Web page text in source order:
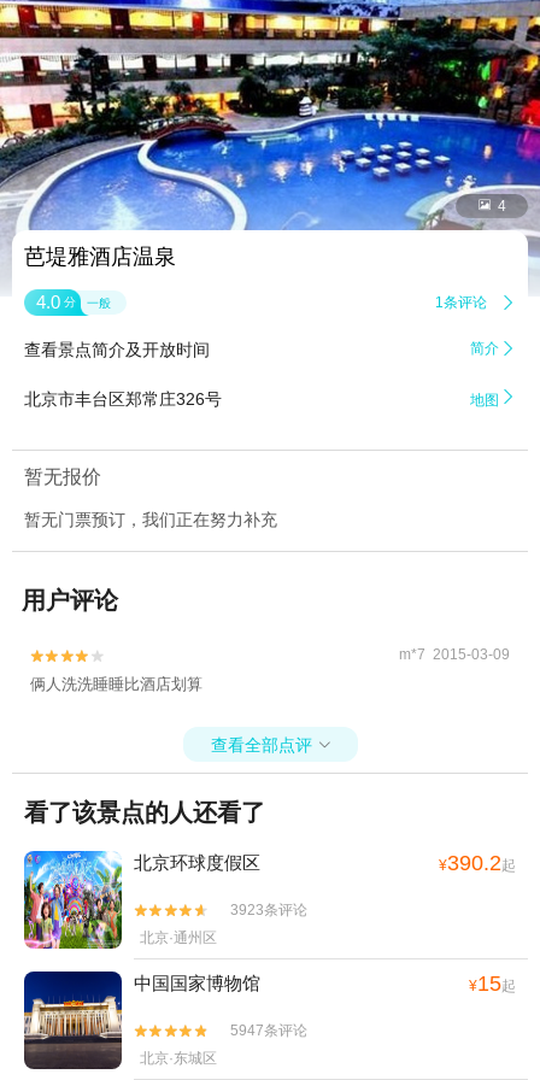
 4
芭堤雅酒店温泉
4.0 分 一般 1条评论 
查看景点简介及开放时间 简介 
北京市丰台区郑常庄326号 地图 
暂无报价
暂无门票预订，我们正在努力补充
用户评论

 m*7 2015-03-09
俩人洗洗睡睡比酒店划算
查看全部点评 
看了该景点的人还看了
北京环球度假区 ¥390.2起


3923条评论
北京·通州区
中国国家博物馆 ¥15起


5947条评论
北京·东城区
